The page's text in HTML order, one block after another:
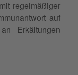
regelmäßiger
auf
Erkältungen